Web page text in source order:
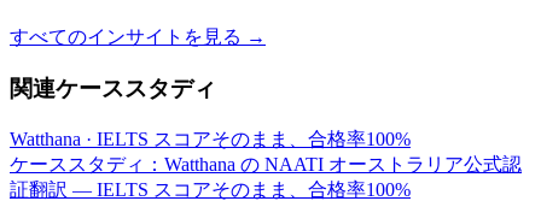
すべてのインサイトを見る →
関連ケーススタディ
Watthana · IELTS スコアそのまま、合格率100%
ケーススタディ：Watthana の NAATI オーストラリア公式認
証翻訳 — IELTS スコアそのまま、合格率100%